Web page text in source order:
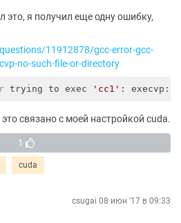
это, я получил еще одну ошибку,
11912878/gcc-error-gcc-
no-such-file-or-directory
trying to exec 'cc1'
связано с моей настройкой cuda.
1
cuda
csugai 08 июн '17 в 09:33